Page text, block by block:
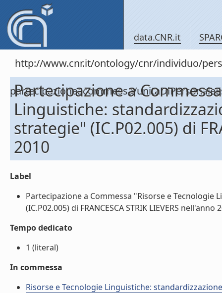
data.CNR.it
http://www.cnr.it/ontology/cnr/individuo/
partecipazioneacommessa/
Partecipazione a
Linguistiche:
strategie" (IC.P02.005) di
2010
Label
Partecipazione a Commessa "Risorse e
(IC.P02.005) di FRANCESCA STRIK LIEVERS nell'anno
Tempo dedicato
1 (literal)
In commessa
Risorse e Tecnologie Linguistiche: